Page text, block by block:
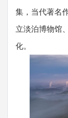
集，当代著名
立淡泊博物馆
化。